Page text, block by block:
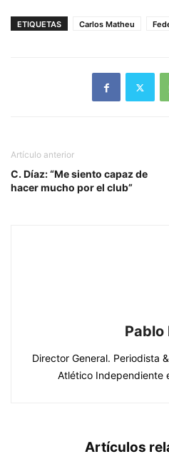
ETIQUETAS Carlos Matheu
Artículo anterior
C. Díaz: “Me siento capaz de
hacer mucho por el club”
Pablo
Director General. Periodista
Atlético Independiente
Artículos